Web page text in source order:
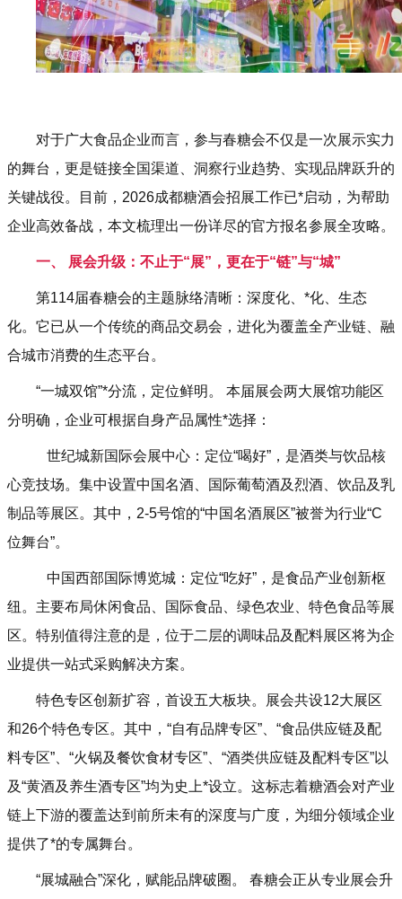
对于广大食品企业而言，参与春糖会不仅是一次展示实力
的舞台，更是链接全国渠道、洞察行业趋势、实现品牌跃升的
关键战役。目前， 2026成都糖酒会招展工作已*启动，为帮助
企业高效备战，本文梳理出一份详尽的官方报名参展全攻略。
一、 展会升级：不止于“展”，更在于“链”与“城”
第114届春糖会的主题脉络清晰：深度化、*化、生态
化。它已从一个传统的商品交易会，进化为覆盖全产业链、融
合城市消费的生态平台。
“一城双馆”*分流，定位鲜明。 本届展会两大展馆功能区
分明确，企业可根据自身产品属性*选择：
世纪城新国际会展中心：定位“喝好”，是酒类与饮品核
心竞技场。集中设置中国名酒、国际葡萄酒及烈酒、饮品及乳
制品等展区。其中，2-5号馆的“中国名酒展区”被誉为行业“C
位舞台”。
中国西部国际博览城：定位“吃好”，是食品产业创新枢
纽。主要布局休闲食品、国际食品、绿色农业、特色食品等展
区。特别值得注意的是，位于二层的调味品及配料展区将为企
业提供一站式采购解决方案。
特色专区创新扩容，首设五大板块。展会共设12大展区
和26个特色专区。其中，“自有品牌专区”、“食品供应链及配
料专区”、“火锅及餐饮食材专区”、“酒类供应链及配料专区”以
及“黄酒及养生酒专区”均为史上*设立。这标志着糖酒会对产业
链上下游的覆盖达到前所未有的深度与广度，为细分领域企业
提供了*的专属舞台。
“展城融合”深化，赋能品牌破圈。 春糖会正从专业展会升